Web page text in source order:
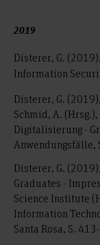
2019
Disterer, G.
Information
Disterer, G.
Schmid, A.
Digitalisierung -
Anwendungsfälle,
Disterer, G.
Graduates -
Science Institute
Information
Santa Rosa, S.